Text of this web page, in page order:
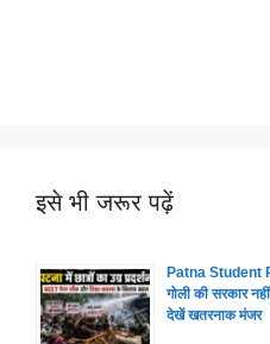
इसे भी जरूर पढ़ें
Patna Student
गोली की सरकार
देखें खतरनाक मंजर